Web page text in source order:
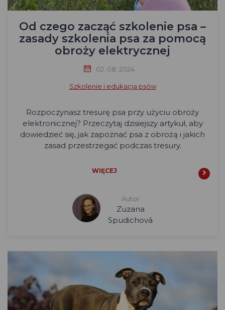
Od czego zacząć szkolenie psa –
zasady szkolenia psa za pomocą
obroży elektrycznej
02. 08. 2024
Szkolenie i edukacja psów
Rozpoczynasz tresurę psa przy użyciu obroży
elektronicznej? Przeczytaj dzisiejszy artykuł, aby
dowiedzieć się, jak zapoznać psa z obrożą i jakich
zasad przestrzegać podczas tresury.
WIĘCEJ
Autor
Zuzana
Spudichová